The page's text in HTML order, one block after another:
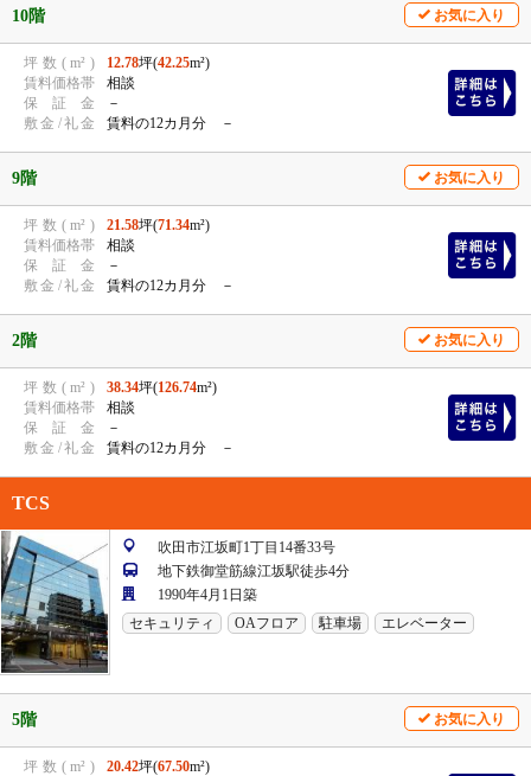
10階 お気に入り
坪 数 ( m² ) 12.78坪(42.25m²)
賃料価格帯
相談
保
証 金
－
敷 金 /礼金 賃料の12カ月分 －
9階 お気に入り
坪 数 ( m² ) 21.58坪(71.34m²)
賃料価格帯
相談
保
証 金
－
敷 金 /礼金 賃料の12カ月分 －
2階 お気に入り
坪 数 ( m² ) 38.34坪(126.74m²)
賃料価格帯
相談
保
証 金
－
敷 金 /礼金 賃料の12カ月分 －
TCS
吹田市江坂町1丁目14番33号
地下鉄御堂筋線江坂駅徒歩4分
1990年4月1日築
セキュリティ
OAフロア 駐車場 エレベーター
5階 お気に入り
坪 数 ( m² ) 20.42坪(67.50m²)